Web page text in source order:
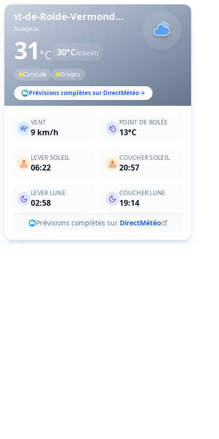
Pont-de-Roide-Vermondans
Nuageux
31 °C 30°CRESSENTI
Canicule Orages
Prévisions complètes sur DirectMétéo
VENT
9 km/h
POINT DE ROSÉE
13°C
LEVER SOLEIL
06:22
COUCHER SOLEIL
20:57
LEVER LUNE
02:58
COUCHER LUNE
19:14
Prévisions complètes sur DirectMétéo